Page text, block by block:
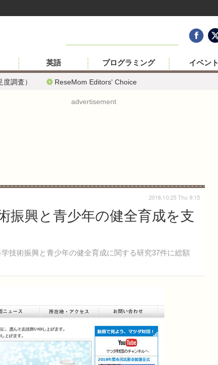
調査） ReseMom Editors' Choice
英語 プログラミング イベント
advertisement
振興と青少年の健全育成を支
技術振興と青少年の健全育成に関する研究37件に総額
2018.10.25 Thu 9:15